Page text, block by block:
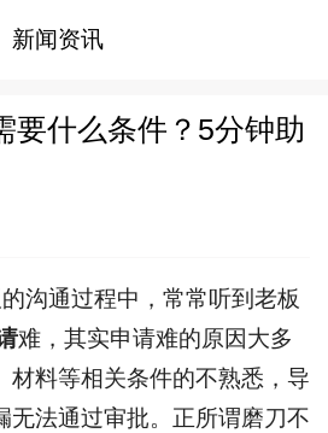
新闻资讯
要什么条件？5分钟助
沟通过程中，常常听到老板
难，其实申请难的原因大多
材料等相关条件的不熟悉，导
无法通过审批。正所谓磨刀不